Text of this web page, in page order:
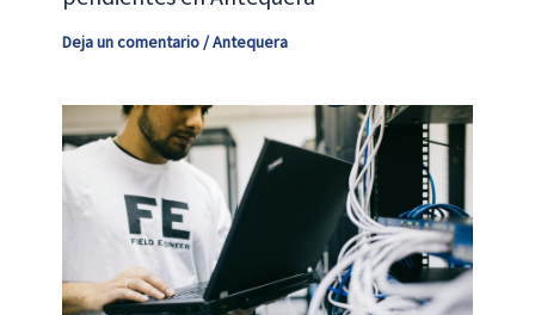
Deja un comentario/Antequera